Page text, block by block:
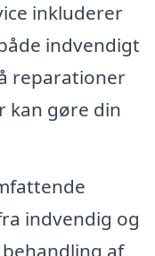
inkluderer
indvendigt
reparationer
kan gøre din
indvendig og
af